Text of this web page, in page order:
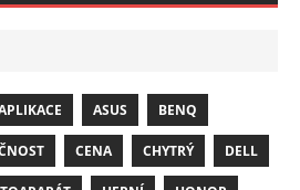
ASUS BENQ
CENA CHYTRÝ DELL